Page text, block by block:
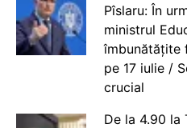
Pîslaru: În
ministrul
îmbunătățite
pe 17 iulie /
crucial
De la 4.90 la